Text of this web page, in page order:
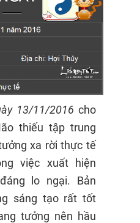
13/11/2016 cho
thiếu tập trung
xa rời thực tế
việc xuất hiện
lo ngại. Bản
sáng tạo rất tốt
tưởng nên hầu